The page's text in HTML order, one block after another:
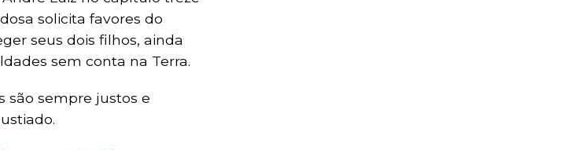
solicita favores do
seus dois filhos, ainda
sem conta na Terra.
são sempre justos e